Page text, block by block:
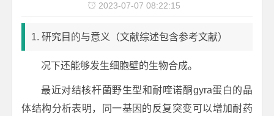
 2023-07-07 08:22:15
1. 研究目的与意义（文献综述包含参考文献）
况下还能够发生细胞壁的生物合成。
最近对结核杆菌野生型和耐喹诺酮gyra蛋白的晶
体结构分析表明，同一基因的反复突变可以增加耐药